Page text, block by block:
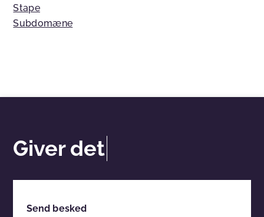
Stape
Subdomæne
Giver det
Send besked